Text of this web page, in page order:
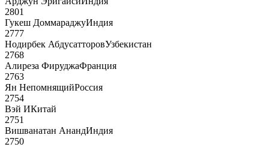
2801
Гукеш ДоммараджуИндия
2777
Нодирбек АбдусатторовУзбекистан
2768
Алиреза ФируджаФранция
2763
Ян НепомнящийРоссия
2754
Вэй ИКитай
2751
Вишванатан АнандИндия
2750